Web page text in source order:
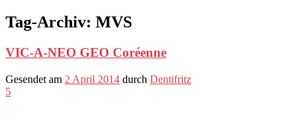
Tag-Archiv: MVS
VIC-A-NEO GEO Coréenne
Gesendet am 2 April 2014 durch Dentifritz
5